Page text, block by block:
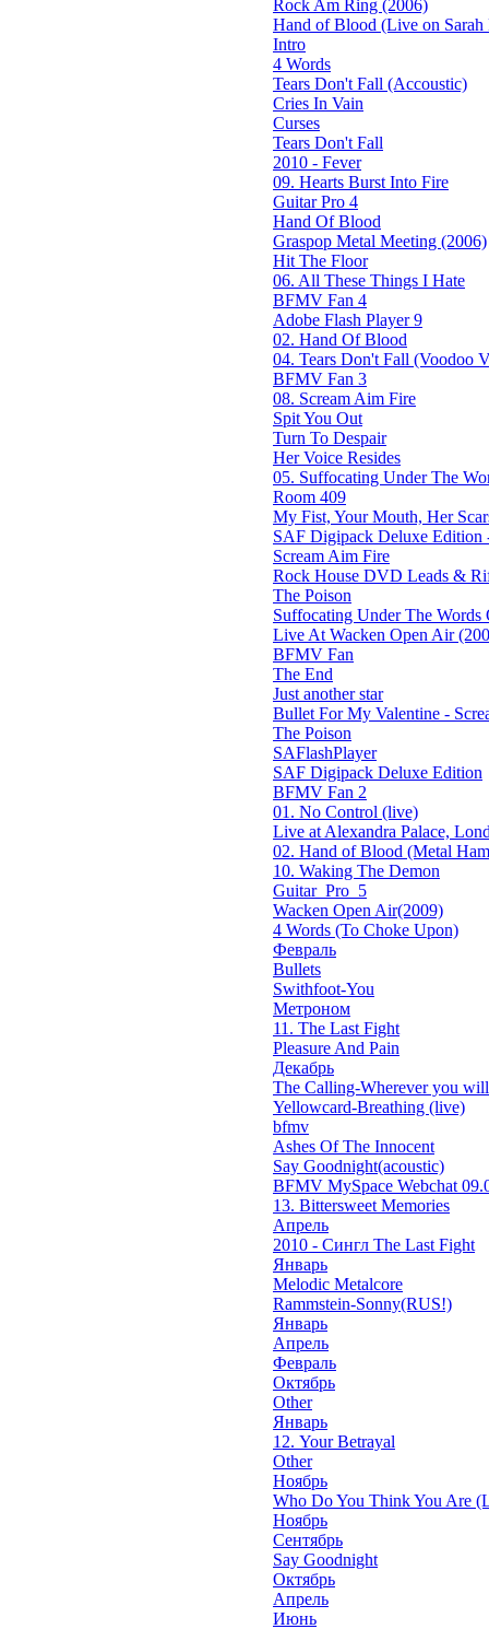
Rock Am Ring (2006)
Hand of Blood (Live on Sarah
Intro
4 Words
Tears Don't Fall (Accoustic)
Cries In Vain
Curses
Tears Don't Fall
2010 - Fever
09. Hearts Burst Into Fire
Guitar Pro 4
Hand Of Blood
Graspop Metal Meeting (2006)
Hit The Floor
06. All These Things I Hate
BFMV Fan 4
Adobe Flash Player 9
02. Hand Of Blood
04. Tears Don't Fall (Voodoo
BFMV Fan 3
08. Scream Aim Fire
Spit You Out
Turn To Despair
Her Voice Resides
05. Suffocating Under The
Room 409
My Fist, Your Mouth, Her
SAF Digipack Deluxe Edition
Scream Aim Fire
Rock House DVD Leads &
The Poison
Suffocating Under The Words
Live At Wacken Open Air
BFMV Fan
The End
Just another star
Bullet For My Valentine -
The Poison
SAFlashPlayer
SAF Digipack Deluxe Edition
BFMV Fan 2
01. No Control (live)
Live at Alexandra Palace,
02. Hand of Blood (Metal
10. Waking The Demon
Guitar_Pro_5
Wacken Open Air(2009)
4 Words (To Choke Upon)
Февраль
Bullets
Swithfoot-You
Метроном
11. The Last Fight
Pleasure And Pain
Декабрь
The Calling-Wherever you
Yellowcard-Breathing (live)
bfmv
Ashes Of The Innocent
Say Goodnight(acoustic)
BFMV MySpace Webchat
13. Bittersweet Memories
Апрель
2010 - Сингл The Last Fight
Январь
Melodic Metalcore
Rammstein-Sonny(RUS!)
Январь
Апрель
Февраль
Октябрь
Other
Январь
12. Your Betrayal
Other
Ноябрь
Who Do You Think You Are
Ноябрь
Сентябрь
Say Goodnight
Октябрь
Апрель
Июнь